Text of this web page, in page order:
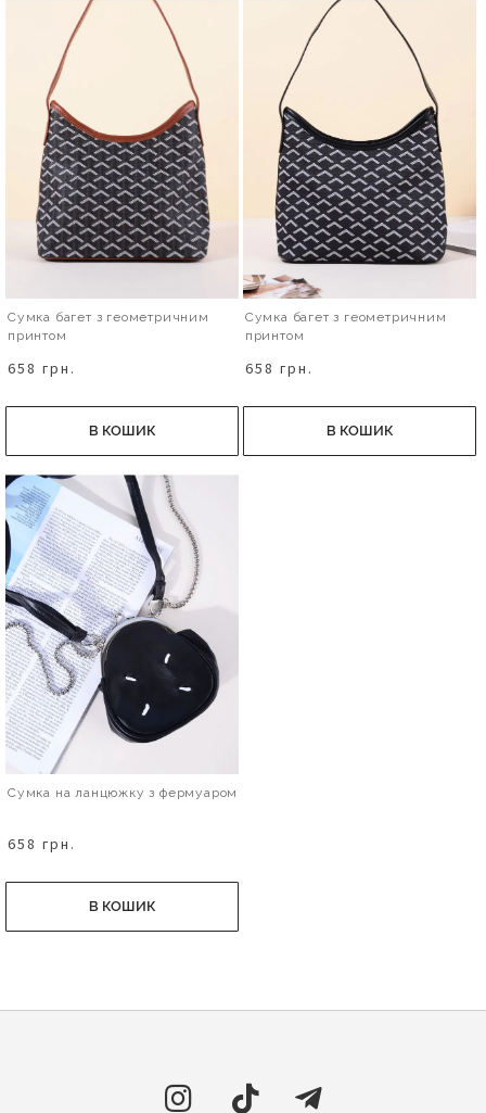
Сумка багет з геометричним
принтом
658 грн.
В КОШИК
Сумка багет з геометричним
принтом
658 грн.
В КОШИК
Сумка на ланцюжку з фермуаром
658 грн.
В КОШИК